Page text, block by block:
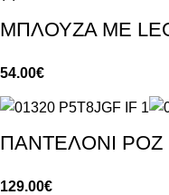
ΜΠΛΟΥΖΑ ΜΕ
54.00€
ΠΑΝΤΕΛΟΝΙ
129.00€